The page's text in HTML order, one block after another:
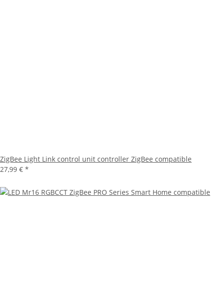
ZigBee Light Link control unit controller ZigBee compatible
27,99 € *